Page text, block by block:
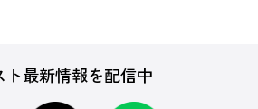
ト最新情報を配信中